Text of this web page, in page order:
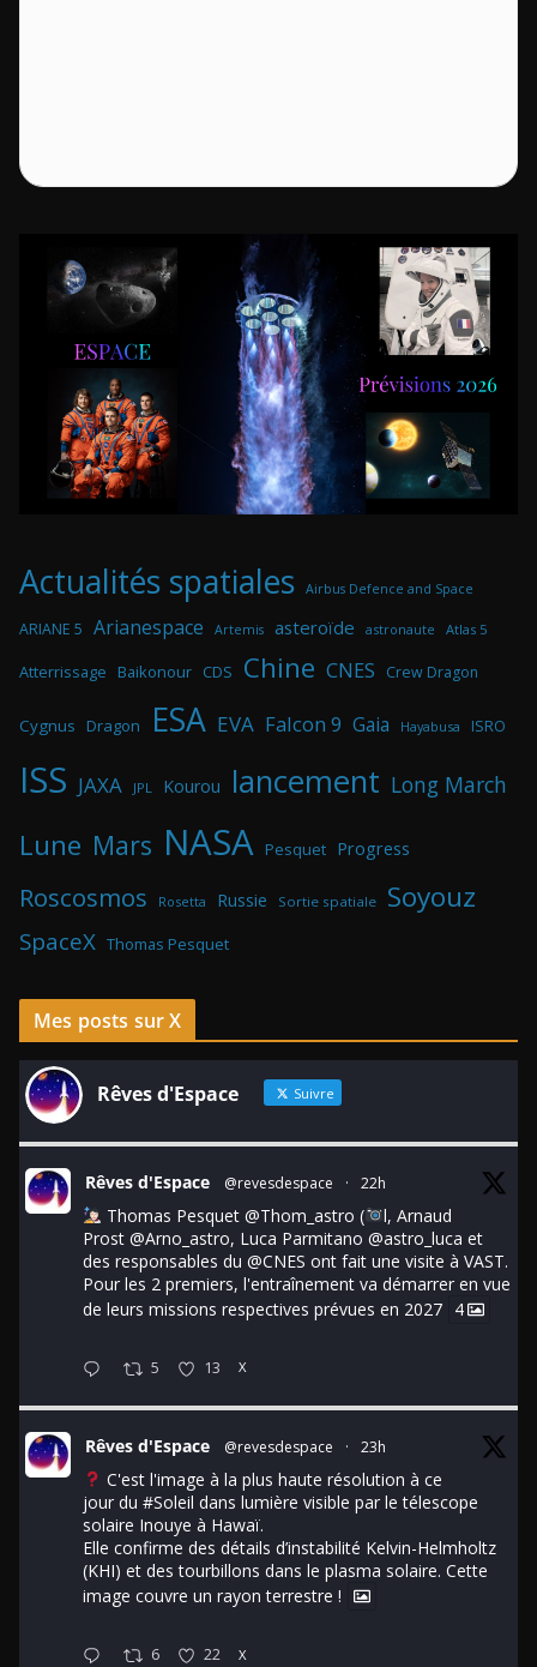
Actualités spatiales Airbus Defence and Space
ARIANE 5 Arianespace Artemis asteroïde astronaute Atlas 5
Atterrissage Baikonour CDS Chine CNES Crew Dragon
Cygnus Dragon ESA EVA Falcon 9 Gaia Hayabusa ISRO
ISS JAXA JPL Kourou lancement Long March
Lune Mars NASA Pesquet Progress
Roscosmos Rosetta Russie Sortie spatiale Soyouz
SpaceX Thomas Pesquet
Mes posts sur X
Rêves d'Espace Suivre
Rêves d'Espace @revesdespace · 22h
Thomas Pesquet @Thom_astro (
l, Arnaud
Prost @Arno_astro, Luca Parmitano @astro_luca et
des responsables du @CNES ont fait une visite à VAST.
Pour les 2 premiers, l'entraînement va démarrer en vue
de leurs missions respectives prévues en 2027 4
5 13 X
Rêves d'Espace @revesdespace · 23h
C'est l'image à la plus haute résolution à ce
jour du #Soleil dans lumière visible par le télescope
solaire Inouye à Hawaï.
Elle confirme des détails d’instabilité Kelvin-Helmholtz
(KHI) et des tourbillons dans le plasma solaire. Cette
image couvre un rayon terrestre !
6 22 X